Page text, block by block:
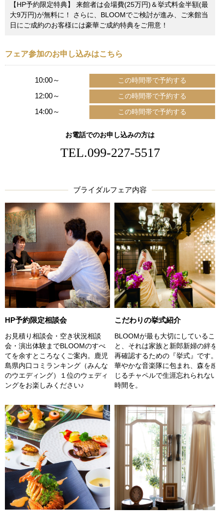
【HP予約限定特典】 来館者は会場費(25万円)＆挙式料金半額(最
大9万円)が無料に！ さらに、BLOOMでご検討が進み、ご来館当
日にご成約のお客様には豪華ご成約特典をご用意！
フェア参加のお申し込みはこちら
10:00～
12:00～
14:00～
お電話でのお申し込みの方は
TEL.099-227-5517
ブライダルフェア内容
HP予約限定相談会
お見積り相談会・空き状況相談
会・演出体験までBLOOMのすべ
てを余すところなくご案内。鹿児
島県内口コミランキング（みんな
のウエディング）１位のウェディ
ングをお楽しみください♪
こだわりの挙式紹介
BLOOMが最も大切にしているこ
と、それは家族と新郎新婦の絆を
再確認するための『挙式』です。
華やかな音楽隊に包まれ、森を感
じるチャペルで生涯忘れられない
時間を。